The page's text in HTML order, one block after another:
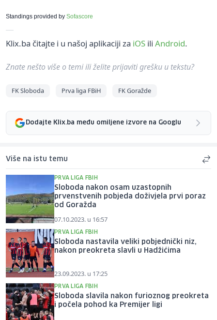
Standings provided by Sofascore
Klix.ba čitajte i u našoj aplikaciji za iOS ili Android.
Znate nešto više o temi ili želite prijaviti grešku u tekstu?
FK Sloboda Prva liga FBiH FK Goražde
Dodajte Klix.ba među omiljene izvore na Googlu
Više na istu temu
PRVA LIGA FBIH
Sloboda nakon osam uzastopnih
prvenstvenih pobjeda doživjela prvi poraz
od Goražda
07.10.2023. u 16:57
PRVA LIGA FBIH
Sloboda nastavila veliki pobjednički niz,
nakon preokreta slavli u Hadžićima
23.09.2023. u 17:25
PRVA LIGA FBIH
Sloboda slavila nakon furioznog preokreta
i počela pohod ka Premijer ligi